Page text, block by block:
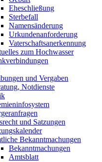
Eheschließung
Sterbefall
Namensänderung
Urkundenanforderung
Vaterschaftsanerkennung
zum Hochwasser
und Vergaben
Notdienste
und Satzungen
Bekanntmachungen
Bekanntmachungen
Amtsblatt